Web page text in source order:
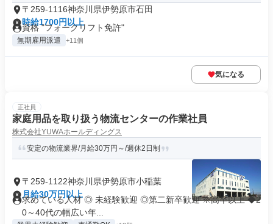
〒259-1116神奈川県伊勢原市石田
時給1700円以上
資格 "フォークリフト免許"
無期雇用派遣 +11個
気になる
正社員
家庭用品を取り扱う物流センターの作業社員
株式会社YUWAホールディングス
安定の物流業界/月給30万円～/週休2日制
〒259-1122神奈川県伊勢原市小稲葉
月給30万円以上
求めている人材 ◎ 未経験歓迎 ◎第二新卒歓迎 ※高卒以上 ◆2
0～40代の幅広い年...